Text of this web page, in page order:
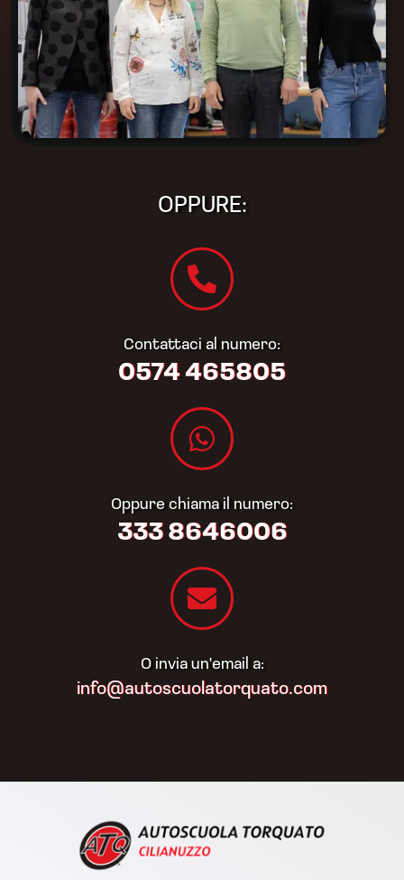
OPPURE:
Contattaci al numero:
0574 465805​
Oppure chiama il numero:
333 8646006
O invia un'email a:
info@autoscuolatorquato.com